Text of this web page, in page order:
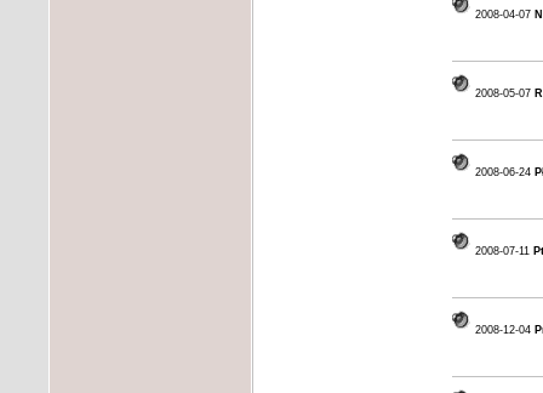
2008-04-07
2008-05-07
2008-06-24
2008-07-11
2008-12-04